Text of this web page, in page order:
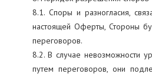
8.1. Споры и разногласия,
настоящей Оферты, Стороны
переговоров.
8.2. В случае невозможности
путем переговоров, они